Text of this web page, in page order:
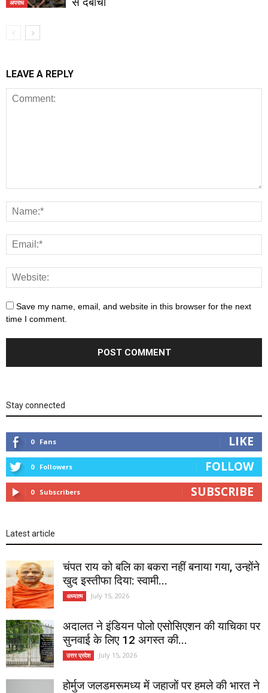
अपराध
LEAVE A REPLY
Save my name, email, and website in this browser for the next
time I comment.
Stay connected
0 Fans LIKE
0 Followers FOLLOW
0 Subscribers SUBSCRIBE
Latest article
चंपत राय को बलि का बकरा नहीं बनाया गया, उन्होंने
खुद इस्तीफा दिया: स्वामी...
अध्यात्म July 15, 2026
अदालत ने इंडियन पोलो एसोसिएशन की याचिका पर
सुनवाई के लिए 12 अगस्त की...
उत्तर प्रदेश July 15, 2026
होर्मुज जलडमरूमध्य में जहाजों पर हमले की भारत ने